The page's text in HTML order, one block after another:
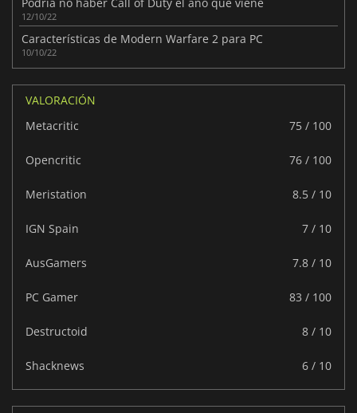
12/10/22
Características de Modern Warfare 2 para PC
10/10/22
VALORACIÓN
Metacritic
75 / 100
Opencritic 76 / 100
Meristation 8.5 / 10
IGN Spain 7 / 10
AusGamers 7.8 / 10
PC Gamer 83 / 100
Destructoid 8 / 10
Shacknews 6 / 10